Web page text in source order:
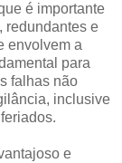
é importante
redundantes e
envolvem a
para
falhas não
inclusive
e